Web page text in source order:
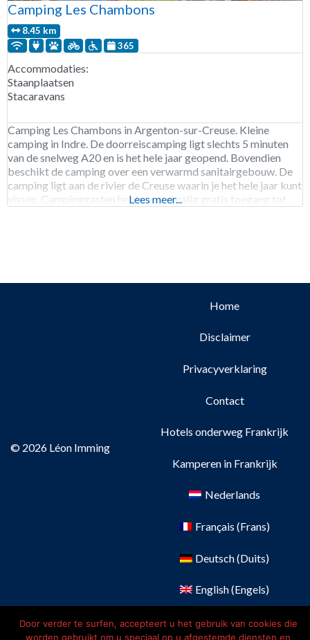
Camping Les Chambons
8.45 km
365
Accommodaties:
Staanplaatsen
Stacaravans
Camping Les Chambons in Argenton-sur-Creuse. Kleine
camping in Indre. De doorreiscamping ligt slechts 5 minuten
van de snelweg A20 en is het hele jaar geopend. Bovendien
beschikt de camping over een verwarmd sanitairgebouw. De
camping ligt aan de rivier de Creuse waarin je het hele jaar kunt
vissen. Campinggasten hebben eenmalig gratis toegang tot
Lees meer...
© 2026 Léon Imming
Home
Disclaimer
Privacyverklaring
Contact
Hotels onderweg Frankrijk
Kamperen in Frankrijk
Nederlands
Français (Frans)
Deutsch(Duits)
English(Engels)
Door verder te surfen, accepteert u het gebruik van cookies die
worden gebruikt om u speciaal op u afgestemde diensten en